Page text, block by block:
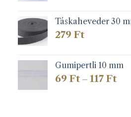
Táskaheveder 30
279 Ft
Gumipertli 10 mm
69 Ft – 117 Ft